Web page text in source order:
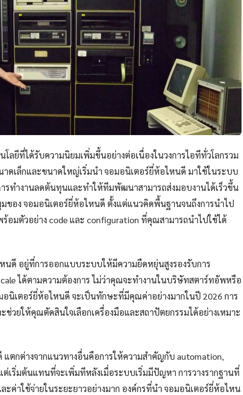
ลยีที่ได้รับความนิยมเพิ่มขึ้นอย่างต่อเนื่องในวงการไอทีทั่วโลกรวม
าดเล็กและขนาดใหญ่เริ่มนำ จอมอนิเตอร์ยี่ห้อไหนดี มาใช้ในระบบ
รทำงานลดต้นทุนและทำให้ทีมพัฒนาสามารถส่งมอบงานได้เร็วขึ้น
ของ จอมอนิเตอร์ยี่ห้อไหนดี ตั้งแต่แนวคิดพื้นฐานจนถึงการนำไป
อมตัวอย่าง code และ configuration ที่คุณสามารถนำไปใช้ได้
นดี อยู่ที่การออกแบบระบบให้มีความยืดหยุ่นสูงรองรับการ
ได้ตามความต้องการ ไม่ว่าคุณจะทำงานในบริษัทสตาร์ทอัพหรือ
อนิเตอร์ยี่ห้อไหนดี จะเป็นทักษะที่มีคุณค่าอย่างมากในปี 2026 การ
ช่วยให้คุณตัดสินใจเลือกเครื่องมือและสถาปัตยกรรมได้อย่างเหมาะ
ตกต่างจากแนวทางอื่นคือการให้ความสำคัญกับ automation,
ต่เริ่มต้นแทนที่จะเพิ่มทีหลังเมื่อระบบเริ่มมีปัญหา การวางรากฐานที่
ะค่าใช้จ่ายในระยะยาวอย่างมาก องค์กรที่นำ จอมอนิเตอร์ยี่ห้อไหน